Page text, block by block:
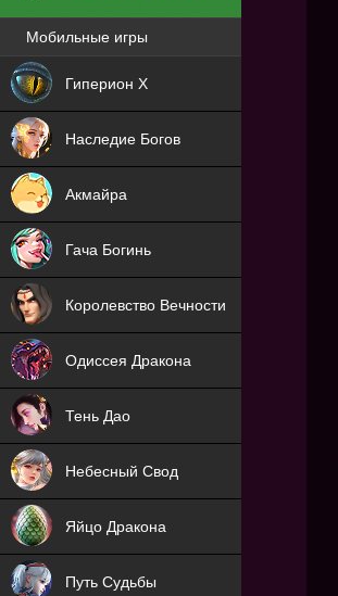
Мобильные игры
Гиперион Х
Наследие Богов
NEW
Акмайра
NEW
Гача Богинь
NEW
Королевство Вечности
NEW
Одиссея Дракона
NEW
Тень Дао
NEW
Небесный Свод
NEW
Яйцо Дракона
NEW
Путь Судьбы
NEW